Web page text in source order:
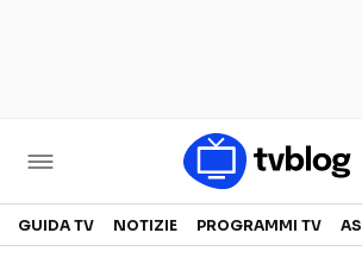
Televisione
GUIDA TV NOTIZIE PROGRAMMI TV